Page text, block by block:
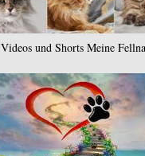
Videos und Shorts Meine